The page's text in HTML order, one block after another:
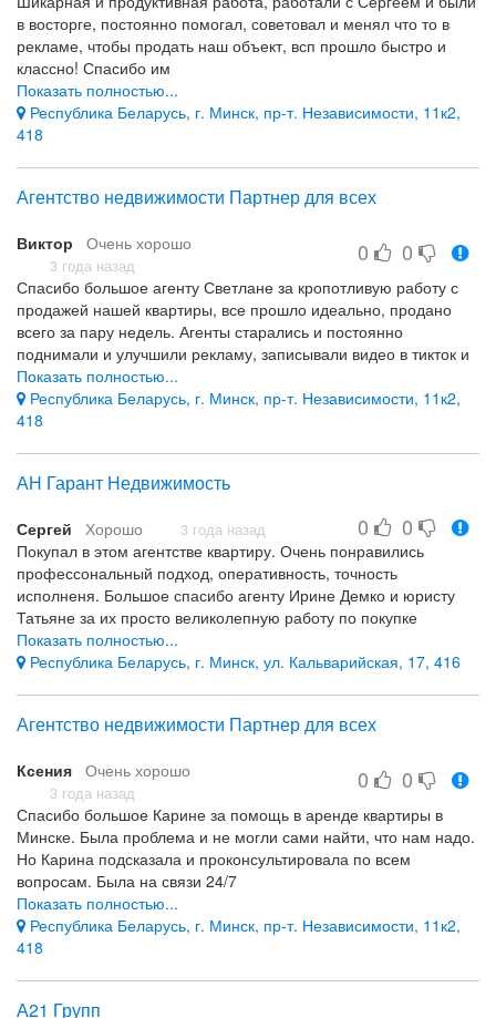
устала, больше показывать риелторам ее не хочу. И тут звонит
Рыльченко Игорь из агентства «Гарант Недвижимость» и
говорит: «Я у подъезда, хочу посмотреть вашу квартиру», а я
ему ответила: «если вы меня будете обрабатывать и хотите
заключить со мной договор, то можете даже не
подниматься»))))) Зашел в квартиру улыбающийся, стильно
ценами и квадратурой, где было четко видно, что и по какой
Игорь сказал «мне понравилась ваша квартира и я бы хотел с
вами посотрудничать и я уверен, что мы ее продадим по той
цене по которой вы ее выставили». На следующий день у
меня уже был лучший фотограф и даже здесь Игорь
Рыльченко не стоял в стороне, а сам предложил свою
помощь, если нужно было перенести мебель или техн
все
в восторге, постоянно помогал, советовал и менял что то в
рекламе, чтобы продать наш объект, всп прошло быстро и
классно! Спасибо им
Качество работы
Все было слишком хорошо)
Показать полностью...
Республика Беларусь, г. Минск, пр-т. Независимости, 11к2,
418
Агентство недвижимости Партнер для всех
Виктор Очень хорошо
3 года назад 0 0
Спасибо большое агенту Светлане за кропотливую работу с
продажей нашей квартиры, все прошло идеально, продано
всего за пару недель. Агенты старались и постоянно
поднимали и улучшили рекламу, записывали видео в тикток и
многое другое. Рекомендую!
Очень качественно оказания услуга
Показать полностью...
Республика Беларусь, г. Минск, пр-т. Независимости, 11к2,
418
АН Гарант Недвижимость
Сергей Хорошо 3 года назад 0 0
Покупал в этом агентстве квартиру. Очень понравились
профессональный подход, оперативность, точность
исполненя. Большое спасибо агенту Ирине Демко и юристу
Татьяне за их просто великолепную работу по покупке
квартиры. Желаю им
и компании успехов в их работе. Большое спасибо!
Точность, оперативность, знание своего дела
Показать полностью...
Республика Беларусь, г. Минск, ул. Кальварийская, 17, 416
Агентство недвижимости Партнер для всех
Ксения Очень хорошо
3 года назад 0 0
Спасибо большое Карине за помощь в аренде квартиры в
Минске. Была проблема и не могли сами найти, что нам надо.
Но Карина подсказала и проконсультировала по всем
вопросам. Была на связи 24/7
Спасибо, рекомендую!
Оперативность и профессионализм
Показать полностью...
Республика Беларусь, г. Минск, пр-т. Независимости, 11к2,
418
А21 Групп